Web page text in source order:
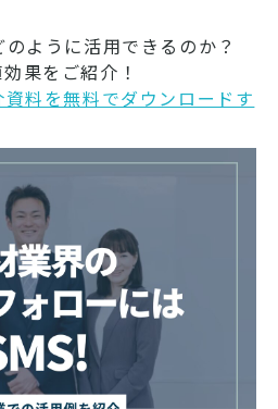
コラム
トナー制度
ように活用できるのか？
果をご紹介！
料を無料でダウンロードす